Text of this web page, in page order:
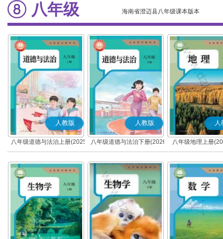
八年级 海南省澄迈县八年级课本版本
人教版
八年级道德与法治上册(2025
秋版)(部编版)
人教版
八年级道德与法治下册(2026
春版)(部编版)
人
八年级地理上册